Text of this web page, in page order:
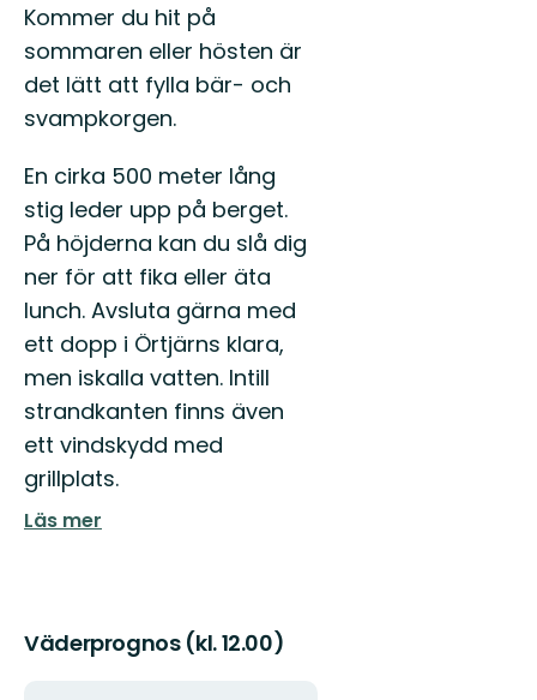
Kommer du hit på
sommaren eller hösten är
det lätt att fylla bär- och
svampkorgen.
En cirka 500 meter lång
stig leder upp på berget.
På höjderna kan du slå dig
ner för att fika eller äta
lunch. Avsluta gärna med
ett dopp i Örtjärns klara,
men iskalla vatten. Intill
strandkanten finns även
ett vindskydd med
grillplats.
Läs mer
Väderprognos (kl. 12.00)